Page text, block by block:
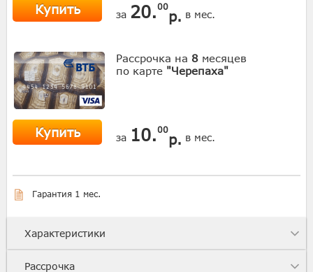
Купить за 20.00
р. в мес.
Рассрочка на 8 месяцев
по карте "Черепаха"
Купить за 10.00
р. в мес.
Гарантия 1 мес.
Характеристики
Рассрочка